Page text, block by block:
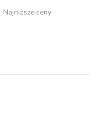
Najniższe ceny